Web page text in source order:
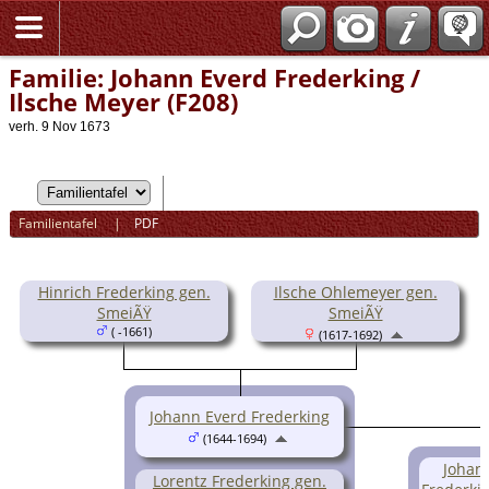
Familie: Johann Everd Frederking /
Ilsche Meyer (F208)
verh. 9 Nov 1673
Familientafel|PDF
Hinrich Frederking gen.
SmeiÃŸ
( -1661)
Ilsche Ohlemeyer gen.
SmeiÃŸ
(1617-1692)
Lorentz Frederking gen.
Johann Everd Frederking
(1644-1694)